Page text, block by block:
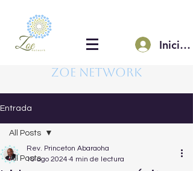
Iniciar
Zoe Network
Entrada
All Posts
All Posts
Rev. Princeton Abaraoha
10 ago 2024 4 min de lectura